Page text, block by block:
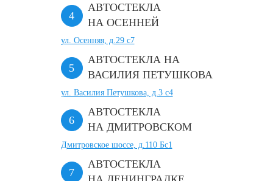
АВТОСТЕКЛА
НА ОСЕННЕЙ
ул. Осенняя, д.29 с7
АВТОСТЕКЛА НА
ВАСИЛИЯ ПЕТУШКОВА
ул. Василия Петушкова, д.3 с4
АВТОСТЕКЛА
НА ДМИТРОВСКОМ
Дмитровское шоссе, д.110 Бс1
АВТОСТЕКЛА